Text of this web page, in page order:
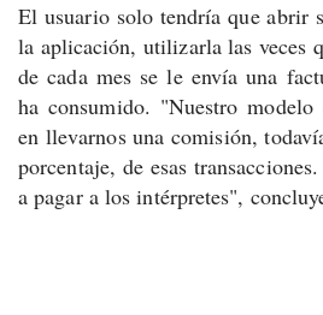
El usuario solo tendría que abrir
la aplicación, utilizarla las veces
de cada mes se le envía una
ha consumido. "Nuestro modelo
en llevarnos una comisión,
porcentaje, de esas
a pagar a los intérpretes",